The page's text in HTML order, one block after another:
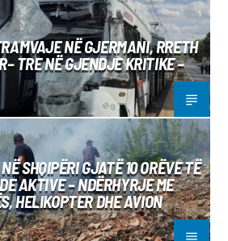
NË GJERMANI, RRETH
TRE NË GJENDJE KRITIKE –
SHQIPËRI GJATË 10 ORËVE TË
AKTIVE – NDËRHYRJE ME
HELIKOPTER DHE AVION